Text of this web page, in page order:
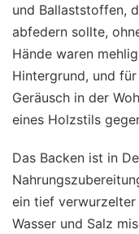
und Ballaststoffen,
abfedern sollte,
Hände waren
Hintergrund, und
Geräusch in der
eines Holzstils
Das Backen ist in
ein tief verwurzelter
Wasser und Salz